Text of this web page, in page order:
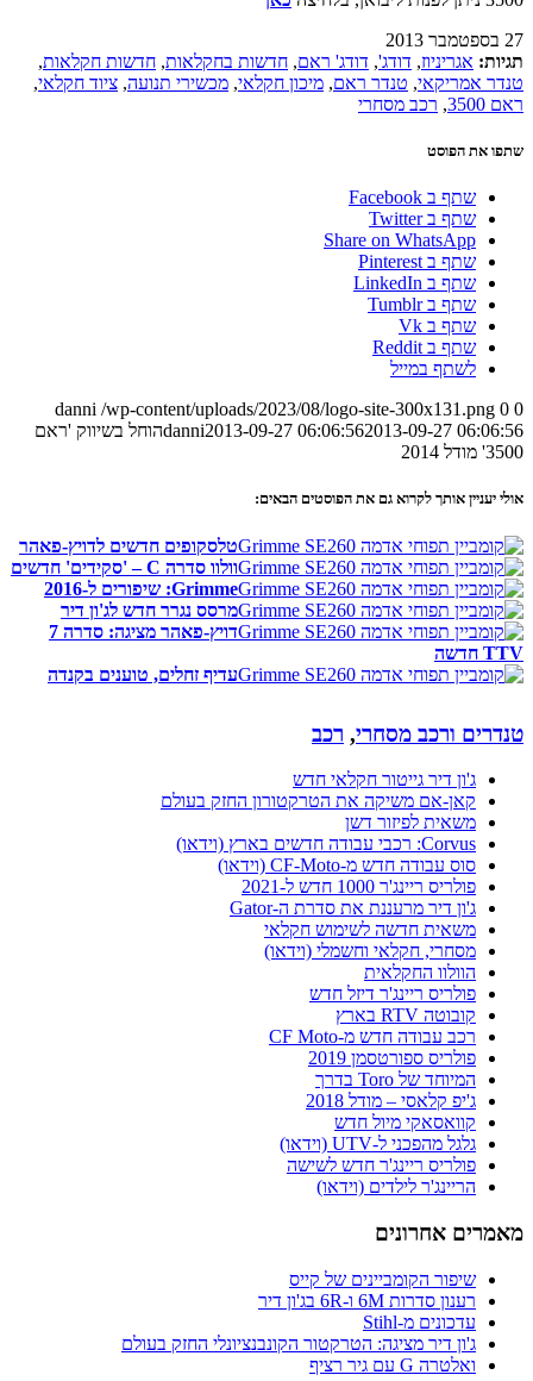
27 בספטמבר 2013
תגיות: אגריניוז, דודג', דודג' ראם, חדשות בחקלאות, חדשות חקלאות,
טנדר אמריקאי, טנדר ראם, מיכון חקלאי, מכשירי תנועה, ציוד חקלאי,
ראם 3500
, רכב מסחרי
שתפו את הפוסט
שתף ב Facebook
שתף ב Twitter
Share on WhatsApp
שתף ב Pinterest
שתף ב LinkedIn
שתף ב Tumblr
שתף ב Vk
שתף ב Reddit
לשתף במייל
0
0
danni /wp-content/uploads/2023/08/logo-site-300x131.png
danni2013-09-27 06:06:562013-09-27 06:06:56
הוחל בשיווק 'ראם
3500' מודל 2014
אולי יעניין אותך לקרוא גם את הפוסטים הבאים:
טלסקופים חדשים לדויץ-פאהר
וולוו סדרה C – 'סקידים' חדשים
Grimme: שיפורים ל-2016
מרסס נגרר חדש לג'ון דיר
דויץ-פאהר מציגה: סדרה 7
TTV חדשה
עדיף זחלים, טוענים בקנדה
טנדרים ורכב מסחרי, רכב
ג'ון דיר גייטור חקלאי חדש
קאן-אם משיקה את הטרקטורון החזק בעולם
משאית לפיזור דשן
Corvus: רכבי עבודה חדשים בארץ (וידאו)
סוס עבודה חדש מ-CF-Moto (וידאו)
פולריס ריינג'ר 1000 חדש ל-2021
ג'ון דיר מרעננת את סדרת ה-Gator
משאית חדשה לשימוש חקלאי
מסחרי, חקלאי וחשמלי (וידאו)
הוולוו החקלאית
פולריס ריינג'ר דיזל חדש
קובוטה RTV בארץ
רכב עבודה חדש מ-CF Moto
פולריס ספורטסמן 2019
המיוחד של Toro בדרך
ג'יפ קלאסי – מודל 2018
קוואסאקי מיול חדש
גלגל מהפכני ל-UTV (וידאו)
פולריס ריינג'ר חדש לשישה
הריינג'ר לילדים (וידאו)
מאמרים אחרונים
שיפור הקומביינים של קייס
רענון סדרות 6M ו-6R בג'ון דיר
עדכונים מ-Stihl
ג'ון דיר מציגה: הטרקטור הקונבנציונלי החזק בעולם
ואלטרה G עם גיר רציף